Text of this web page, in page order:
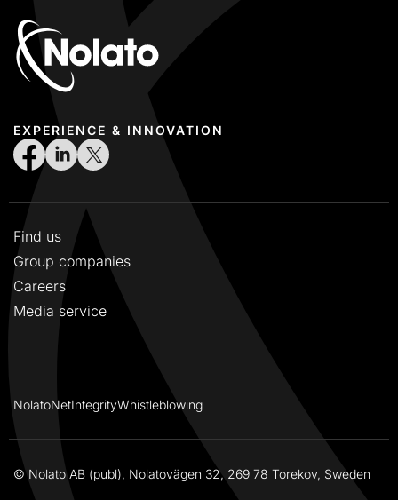
EXPERIENCE & INNOVATION
Find us
Group companies
Careers
Media service
NolatoNetIntegrityWhistleblowing
© Nolato AB (publ), Nolatovägen 32, 269 78 Torekov, Sweden